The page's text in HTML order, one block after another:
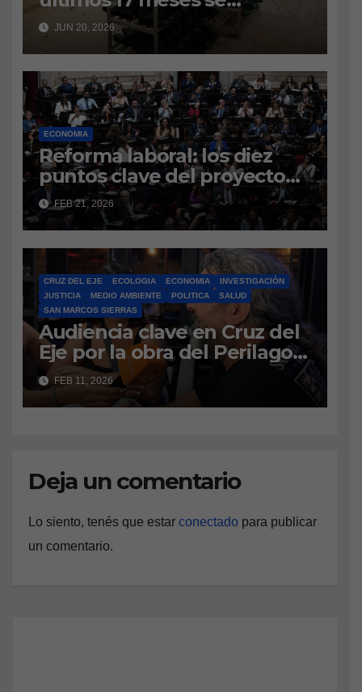
importaron 67 millones de
pares de calzado: el sector
pide crédito y mantener las
medidas antidumping
contra China
JUN 20, 2026
ECONOMIA
Reforma laboral: los diez
puntos clave del proyecto
que regresa al SenadoTras
las modificaciones
realizadas en Diputados, la
iniciativa del Poder Ejecutivo
vuelve a la Cámara alta.
Indemnizaciones,
vacaciones, período de
prueba y aportes, entre los
ejes principales.
FEB 21, 2026
CRUZ DEL EJE ECOLOGIA ECONOMIA
INVESTIGACIÓN
JUSTICIA
MEDIO AMBIENTE POLITICA
SALUD
SAN MARCOS SIERRAS
Audiencia clave en Cruz del
Eje por la obra del Perilago:
vecinos defienden el
amparo ambiental
FEB 11, 2026
Deja un comentario
Lo siento, tenés que estar conectado para publicar
un comentario.